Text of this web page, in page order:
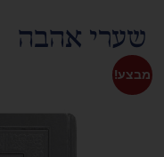
שערי אהבה
מבצע!